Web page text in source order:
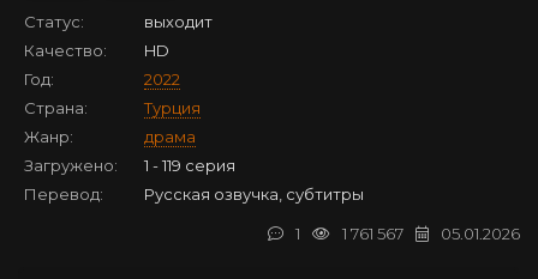
Статус:
выходит
Качество:
HD
Год:
2022
Страна:
Турция
Жанр:
драма
Загружено:
1 - 119 серия
Перевод:
Русская озвучка, субтитры
05.01.2026
1 761 567
1